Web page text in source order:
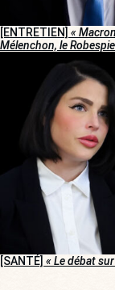
[ENTRETIEN] «
Mélenchon, le
[SANTÉ] « Le débat